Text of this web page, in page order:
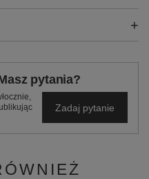
pytania?
Zadaj pytanie